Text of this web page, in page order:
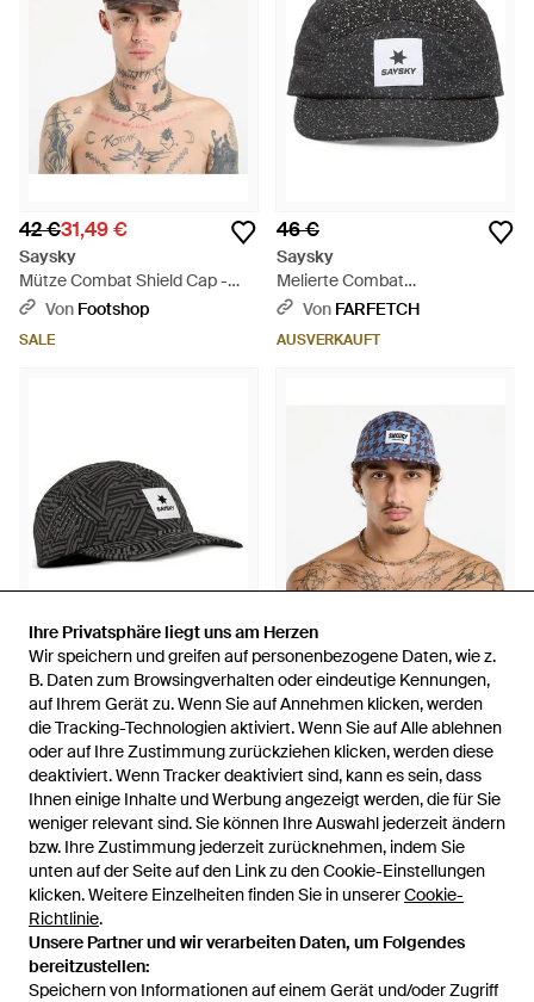
Ihre Privatsphäre liegt uns am Herzen
Wir speichern und greifen auf personenbezogene Daten, wie z.
B. Daten zum Browsingverhalten oder eindeutige Kennungen,
auf Ihrem Gerät zu. Wenn Sie auf Annehmen klicken, werden
die Tracking-Technologien aktiviert. Wenn Sie auf Alle ablehnen
oder auf Ihre Zustimmung zurückziehen klicken, werden diese
deaktiviert. Wenn Tracker deaktiviert sind, kann es sein, dass
Ihnen einige Inhalte und Werbung angezeigt werden, die für Sie
weniger relevant sind. Sie können Ihre Auswahl jederzeit ändern
bzw. Ihre Zustimmung jederzeit zurücknehmen, indem Sie
unten auf der Seite auf den Link zu den Cookie-Einstellungen
klicken. Weitere Einzelheiten finden Sie in unsererCookie-
Richtlinie.
Unsere Partner und wir verarbeiten Daten, um Folgendes
bereitzustellen:
Speichern von Informationen auf einem Gerät und/oder Zugriff
Ihre Privatsphäre liegt uns am Herzen
Wir speichern und greifen auf personenbezogene Daten, wie z.
B. Daten zum Browsingverhalten oder eindeutige Kennungen,
auf Ihrem Gerät zu. Wenn Sie auf Annehmen klicken, werden
die Tracking-Technologien aktiviert. Wenn Sie auf Alle ablehnen
oder auf Ihre Zustimmung zurückziehen klicken, werden diese
deaktiviert. Wenn Tracker deaktiviert sind, kann es sein, dass
Ihnen einige Inhalte und Werbung angezeigt werden, die für Sie
weniger relevant sind. Sie können Ihre Auswahl jederzeit ändern
bzw. Ihre Zustimmung jederzeit zurücknehmen, indem Sie
unten auf der Seite auf den Link zu den Cookie-Einstellungen
klicken. Weitere Einzelheiten finden Sie in unsererCookie-
Richtlinie.
Unsere Partner und wir verarbeiten Daten, um Folgendes
bereitzustellen:
Speichern von Informationen auf einem Gerät und/oder Zugriff
42 €31,49 €
Saysky
Mütze Combat Shield Cap -
PinkVon Footshop
SALE
46 €
Saysky
Melierte Combat
Baseballkappe - Schwarz
Von FARFETCH
AUSVERKAUFT
46 €
Saysky
Baseballkappe Mit Logo-Patch
- Schwarz
VonFARFETCH
AUSVERKAUFT
22,32 €
Saysky
Mütze Combat Cap - Blau
Von Footshop
AUSVERKAUFT